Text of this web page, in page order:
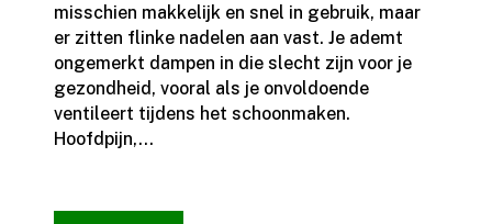
misschien makkelijk en snel in gebruik, maar
er zitten flinke nadelen aan vast.​ Je ademt
ongemerkt dampen in die slecht zijn voor je
gezondheid, vooral als je onvoldoende
ventileert tijdens het schoonmaken.​
Hoofdpijn,...